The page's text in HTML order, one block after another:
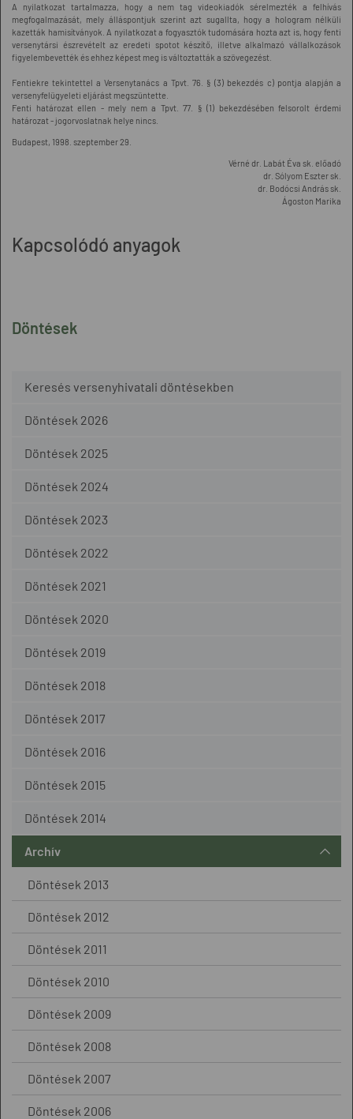
Döntések
Keresés versenyhivatali döntésekben
Döntések 2026
Döntések 2025
Döntések 2024
Döntések 2023
Döntések 2022
Döntések 2021
Döntések 2020
Döntések 2019
Döntések 2018
Döntések 2017
Döntések 2016
Döntések 2015
Döntések 2014
Archív
Döntések 2013
Döntések 2012
Döntések 2011
Döntések 2010
Döntések 2009
Döntések 2008
Döntések 2007
Döntések 2006
A nyilatkozat tartalmazza, hogy a nem tag videokiadók sérelmezték a felhívás
megfogalmazását, mely álláspontjuk szerint azt sugallta, hogy a hologram nélküli
kazetták hamisítványok. A nyilatkozat a fogyasztók tudomására hozta azt is, hogy fenti
versenytársi észrevételt az eredeti spotot készítő, illetve alkalmazó vállalkozások
figyelembevették és ehhez képest meg is változtatták a szövegezést.
Fentiekre tekintettel a Versenytanács a Tpvt. 76. § (3) bekezdés c) pontja alapján a
versenyfelügyeleti eljárást megszüntette.
Fenti határozat ellen - mely nem a Tpvt. 77. § (1) bekezdésében felsorolt érdemi
határozat - jogorvoslatnak helye nincs.
Budapest, 1998. szeptember 29.
Vérné dr. Labát Éva sk. előadó
dr. Sólyom Eszter sk.
dr. Bodócsi András sk.
Ágoston Marika
Kapcsolódó anyagok